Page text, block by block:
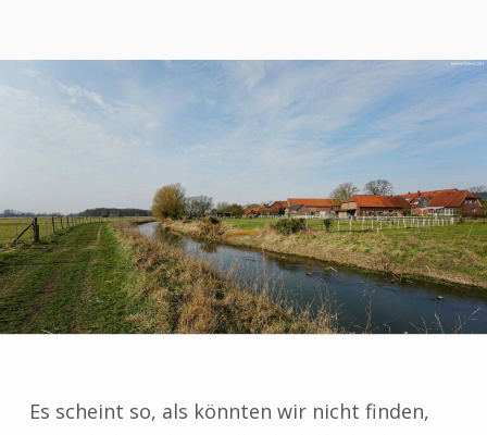
Es scheint so, als könnten wir nicht finden,